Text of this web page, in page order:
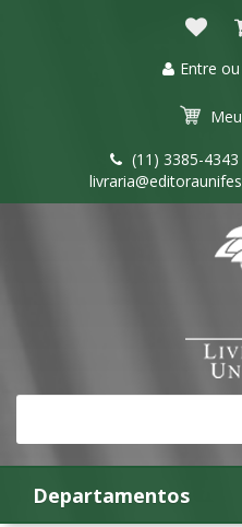
Entre
Meu
(11) 3385-
Departamentos